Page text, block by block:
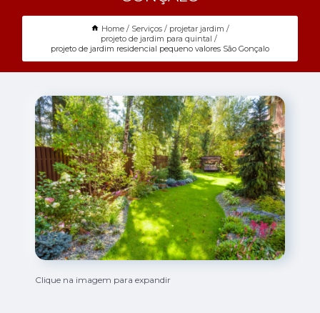
Home Serviços
projetar jardim
projeto de jardim para quintal
projeto de jardim residencial pequeno valores São Gonçalo
Clique na imagem para expandir